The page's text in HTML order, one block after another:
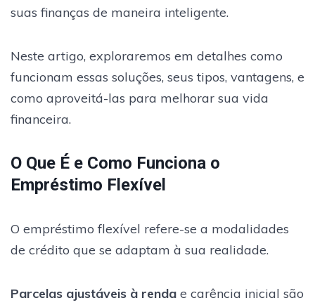
suas finanças de maneira inteligente.
Neste artigo, exploraremos em detalhes como
funcionam essas soluções, seus tipos, vantagens, e
como aproveitá-las para melhorar sua vida
financeira.
O Que É e Como Funciona o
Empréstimo Flexível
O empréstimo flexível refere-se a modalidades
de crédito que se adaptam à sua realidade.
Parcelas ajustáveis à renda e carência inicial são